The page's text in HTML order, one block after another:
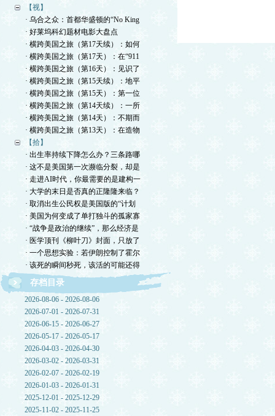
【视】
· 乌合之众：首都华盛顿的“No King
· 好莱坞科幻题材电影大盘点
· 横跨美国之旅（第17天续）：如何
· 横跨美国之旅（第17天）：在“911
· 横跨美国之旅（第16天）：见识了
· 横跨美国之旅（第15天续）：地平
· 横跨美国之旅（第15天）：第一位
· 横跨美国之旅（第14天续）：一所
· 横跨美国之旅（第14天）：不期而
· 横跨美国之旅（第13天）：在造物
【拾】
· 出生率持续下降怎么办？三条路哪
· 这不是美国第一次濒临分裂，却是
· 走进AI时代，你最需要的是建构一
· 大学的末日是否真的正隆隆来临？
· 取消出生公民权是美国版的“计划
· 美国为何变成了单打独斗的孤家寡
· “战争是政治的继续”，那么经济是
· 医学顶刊《柳叶刀》封面，只放了
· 一个思想实验：若伊朗控制了霍尔
· 该死的瞬间秒死，该活的可能还得
存档目录
2026-08-06 - 2026-08-06
2026-07-01 - 2026-07-31
2026-06-15 - 2026-06-27
2026-05-17 - 2026-05-17
2026-04-03 - 2026-04-30
2026-03-02 - 2026-03-31
2026-02-07 - 2026-02-19
2026-01-03 - 2026-01-31
2025-12-01 - 2025-12-29
2025-11-02 - 2025-11-25